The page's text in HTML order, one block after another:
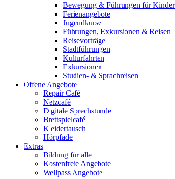
Bewegung & Führungen für Kinder
Ferienangebote
Jugendkurse
Führungen, Exkursionen & Reisen
Reisevorträge
Stadtführungen
Kulturfahrten
Exkursionen
Studien- & Sprachreisen
Offene Angebote
Repair Café
Netzcafé
Digitale Sprechstunde
Brettspielcafé
Kleidertausch
Hörpfade
Extras
Bildung für alle
Kostenfreie Angebote
Wellpass Angebote